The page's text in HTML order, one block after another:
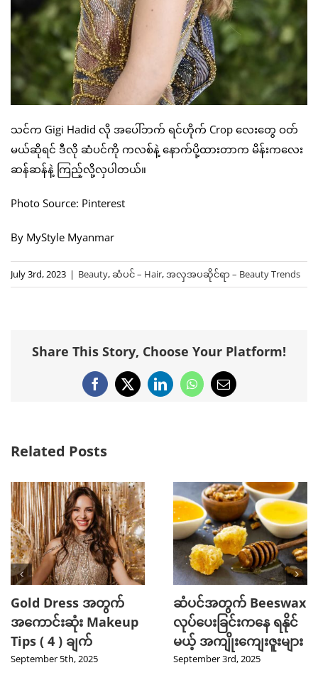
သင်က Gigi Hadid လို အပေါ်ဘက် ရင်ဟိုက် Crop လေးတွေ ဝတ်
မယ်ဆိုရင် ဒီလို ဆံပင်ကို ကလစ်နဲ့ နောက်ပို့ထားတာက မိန်းကလေး
ဆန်ဆန်နဲ့ ကြည့်လို့လှပါတယ်။
Photo Source: Pinterest
By MyStyle Myanmar
July 3rd, 2023 | Beauty,ဆံပင် – Hair,အလှအပဆိုင်ရာ – Beauty Trends
Share This Story, Choose Your Platform!
Facebook
X LinkedInWhatsApp
Email
Related Posts
2025 TikTok မှာ Trend
ဖြစ်ခဲ့တဲ့ Hot Beauty
Product ( 5 ) မျိုး
August 27th, 2025
သင့်ဆံကေသာကို
ကျန်းမာသန်စွမ်းစေမယ့်
Curry Leaves ရဲ့
အံ့ဖွယ်နည်းလမ်း ၄ ခု